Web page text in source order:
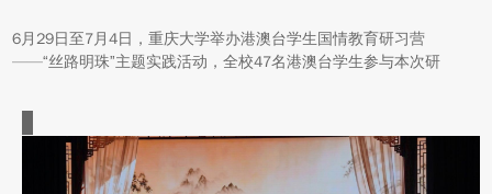
6月29日至7月4日，重庆大学举办港澳台学生国情教育研习营
——“丝路明珠”主题实践活动，全校47名港澳台学生参与本次研
多地实地走访，深入了解国家在丝路文明传承、世界文化遗产保
护、西北地质生态治理等方面的建设成就与发展路径。